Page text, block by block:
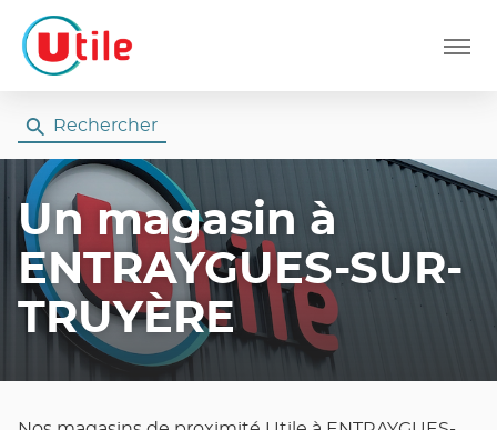
Menu
Rechercher
Un magasin à
ENTRAYGUES-SUR-
TRUYÈRE